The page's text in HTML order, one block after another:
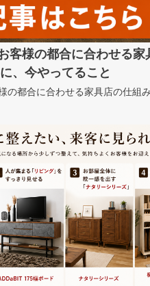
客様の都合に合わせる家
、今やってること
の都合に合わせる家具店の仕組